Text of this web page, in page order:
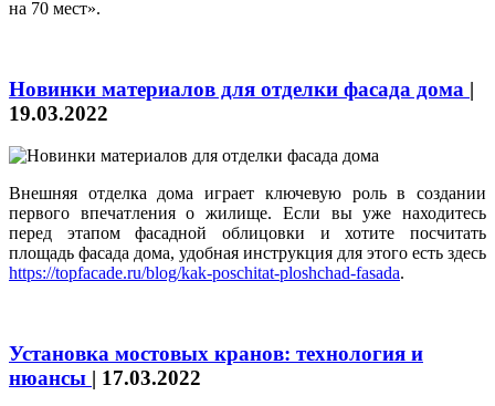
на 70 мест».
Новинки материалов для отделки фасада дома |
19.03.2022
Внешняя отделка дома играет ключевую роль в создании
первого впечатления о жилище. Если вы уже находитесь
перед этапом фасадной облицовки и хотите посчитать
площадь фасада дома, удобная инструкция для этого есть здесь
https://topfacade.ru/blog/kak-poschitat-ploshchad-fasada.
Установка мостовых кранов: технология и
нюансы | 17.03.2022